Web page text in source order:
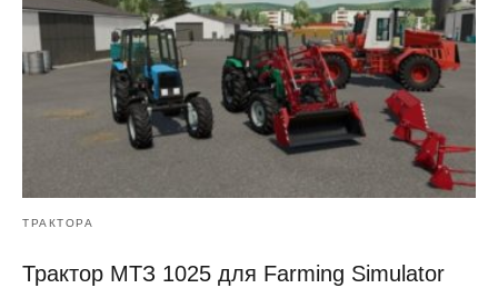
ТРАКТОРА
Трактор МТЗ 1025 для Farming Simulator